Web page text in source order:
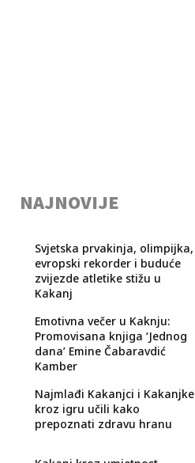
NAJNOVIJE
Svjetska prvakinja, olimpijka,
evropski rekorder i buduće
zvijezde atletike stižu u
Kakanj
Emotivna večer u Kaknju:
Promovisana knjiga ‘Jednog
dana’ Emine Čabaravdić
Kamber
Najmlađi Kakanjci i Kakanjke
kroz igru učili kako
prepoznati zdravu hranu